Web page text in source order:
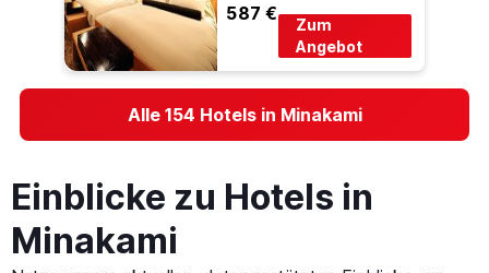
587 €
Zum
Angebot
Alle 154 Hotels in Minakami
Einblicke zu Hotels in
Minakami